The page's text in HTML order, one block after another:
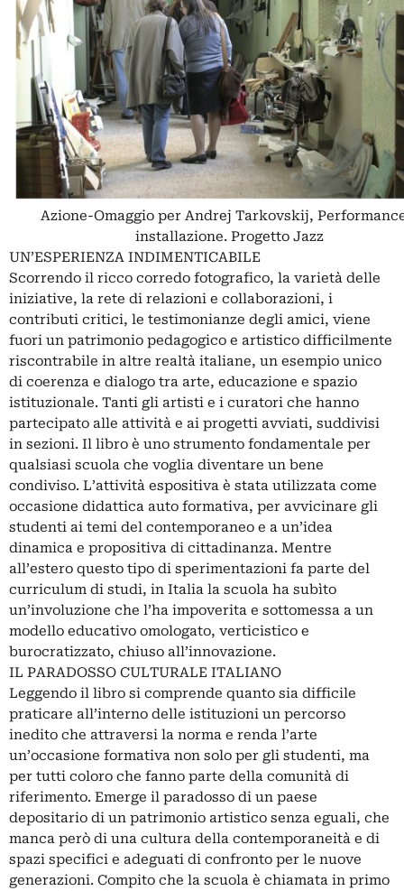
Azione-Omaggio per Andrej Tarkovskij,
installazione. Progetto Jazz
UN’ESPERIENZA INDIMENTICABILE
Scorrendo il ricco corredo fotografico, la varietà delle
iniziative, la rete di relazioni e collaborazioni, i
contributi critici, le testimonianze degli amici, viene
fuori un patrimonio pedagogico e artistico difficilmente
riscontrabile in altre realtà italiane, un esempio unico
di coerenza e dialogo tra arte, educazione e spazio
istituzionale. Tanti gli artisti e i curatori che hanno
partecipato alle attività e ai progetti avviati, suddivisi
in sezioni. Il libro è uno strumento fondamentale per
qualsiasi scuola che voglia diventare un bene
condiviso. L’attività espositiva è stata utilizzata come
occasione didattica auto formativa, per avvicinare gli
studenti ai temi del contemporaneo e a un’idea
dinamica e propositiva di cittadinanza. Mentre
all’estero questo tipo di sperimentazioni fa parte del
curriculum di studi, in Italia la scuola ha subìto
un’involuzione che l’ha impoverita e sottomessa a un
modello educativo omologato, verticistico e
burocratizzato, chiuso all’innovazione.
IL PARADOSSO CULTURALE ITALIANO
Leggendo il libro si comprende quanto sia difficile
praticare all’interno delle istituzioni un percorso
inedito che attraversi la norma e renda l’arte
un’occasione formativa non solo per gli studenti, ma
per tutti coloro che fanno parte della comunità di
riferimento. Emerge il paradosso di un paese
depositario di un patrimonio artistico senza eguali, che
manca però di una cultura della contemporaneità e di
spazi specifici e adeguati di confronto per le nuove
generazioni. Compito che la scuola è chiamata in primo